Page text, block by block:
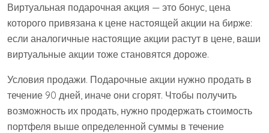
Виртуальная подарочная акция — это бонус, цена
которого привязана к цене настоящей акции на бирже:
если аналогичные настоящие акции растут в цене, ваши
виртуальные акции тоже становятся дороже.
Условия продажи. Подарочные акции нужно продать в
течение 90 дней, иначе они сгорят. Чтобы получить
возможность их продать, нужно продержать стоимость
портфеля выше определенной суммы в течение